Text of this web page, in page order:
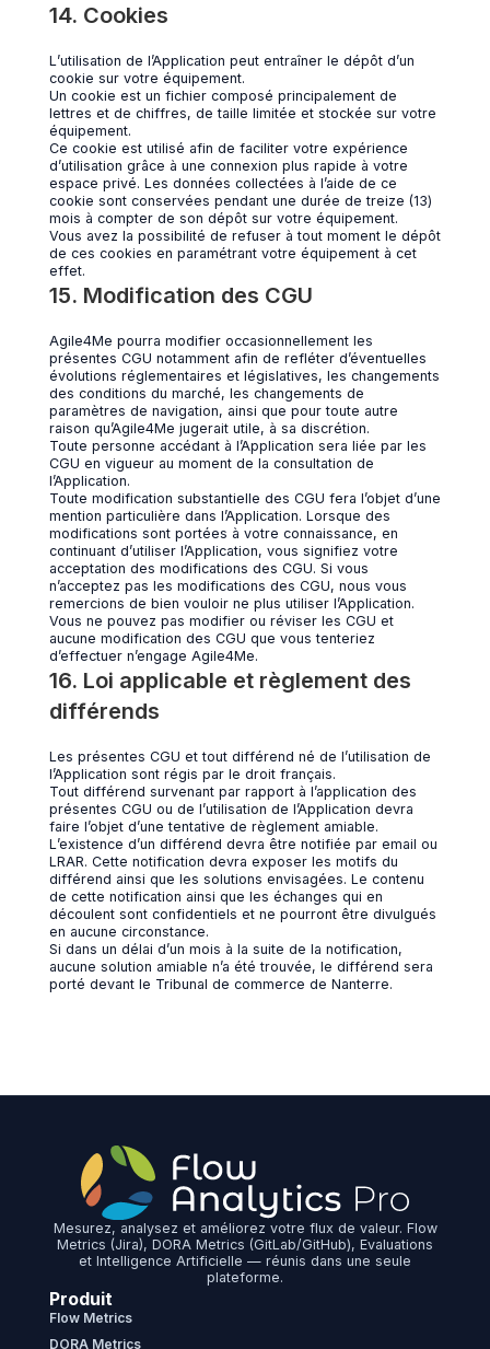
14. Cookies
L’utilisation de l’Application peut entraîner le dépôt d’un
cookie sur votre équipement.
Un cookie est un fichier composé principalement de
lettres et de chiffres, de taille limitée et stockée sur votre
équipement.
Ce cookie est utilisé afin de faciliter votre expérience
d’utilisation grâce à une connexion plus rapide à votre
espace privé. Les données collectées à l’aide de ce
cookie sont conservées pendant une durée de treize (13)
mois à compter de son dépôt sur votre équipement.
Vous avez la possibilité de refuser à tout moment le dépôt
de ces cookies en paramétrant votre équipement à cet
effet.
15. Modification des CGU
Agile4Me pourra modifier occasionnellement les
présentes CGU notamment afin de refléter d’éventuelles
évolutions réglementaires et législatives, les changements
des conditions du marché, les changements de
paramètres de navigation, ainsi que pour toute autre
raison qu’Agile4Me jugerait utile, à sa discrétion.
Toute personne accédant à l’Application sera liée par les
CGU en vigueur au moment de la consultation de
l’Application.
Toute modification substantielle des CGU fera l’objet d’une
mention particulière dans l’Application. Lorsque des
modifications sont portées à votre connaissance, en
continuant d’utiliser l’Application, vous signifiez votre
acceptation des modifications des CGU. Si vous
n’acceptez pas les modifications des CGU, nous vous
remercions de bien vouloir ne plus utiliser l’Application.
Vous ne pouvez pas modifier ou réviser les CGU et
aucune modification des CGU que vous tenteriez
d’effectuer n’engage Agile4Me.
16. Loi applicable et règlement des
différends
Les présentes CGU et tout différend né de l’utilisation de
l’Application sont régis par le droit français.
Tout différend survenant par rapport à l’application des
présentes CGU ou de l’utilisation de l’Application devra
faire l’objet d’une tentative de règlement amiable.
L’existence d’un différend devra être notifiée par email ou
LRAR. Cette notification devra exposer les motifs du
différend ainsi que les solutions envisagées. Le contenu
de cette notification ainsi que les échanges qui en
découlent sont confidentiels et ne pourront être divulgués
en aucune circonstance.
Si dans un délai d’un mois à la suite de la notification,
aucune solution amiable n’a été trouvée, le différend sera
porté devant le Tribunal de commerce de Nanterre.
Mesurez, analysez et améliorez votre flux de valeur. Flow
Metrics (Jira), DORA Metrics (GitLab/GitHub), Evaluations
et Intelligence Artificielle — réunis dans une seule
plateforme.
Produit
Flow Metrics
DORA Metrics